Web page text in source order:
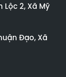
Lộc 2, Xã Mỹ
Đạo, Xã